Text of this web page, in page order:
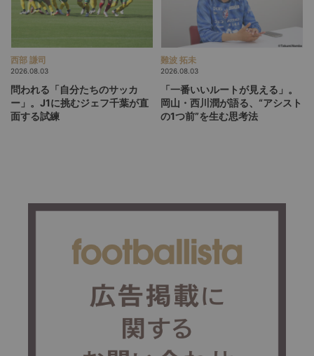
西部 謙司
2026.08.03
問われる「自分たちのサッカ
ー」。J1に挑むジェフ千葉が直
面する試練
難波 拓未
2026.08.03
「一番いいルートが見える」。
岡山・西川潤が語る、“アシスト
の1つ前”を生む思考法